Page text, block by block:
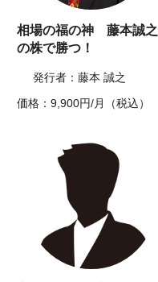
相場の福の神 藤本誠之
の株で勝つ！
発行者：藤本 誠之
価格：9,900円/月（税込）